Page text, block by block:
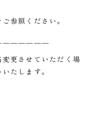
ご参照ください。
更させていただく場
たします。